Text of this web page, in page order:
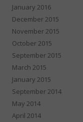
January 2016
December 2015
November 2015
October 2015
September 2015
March 2015
January 2015
September 2014
May 2014
April 2014